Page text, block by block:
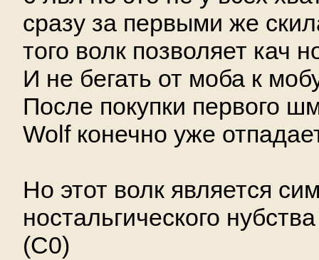
сразу за первыми же
того волк позволяет кач
И не бегать от моба к
После покупки первого
Wolf конечно уже
Но этот волк является
ностальгического
(C0)